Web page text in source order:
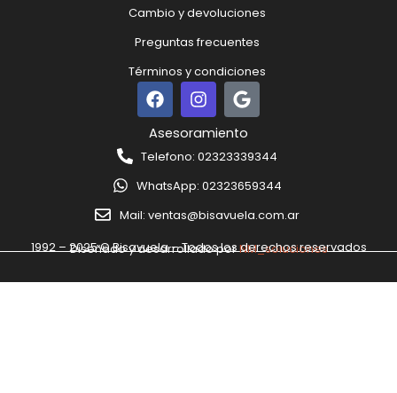
Cambio y devoluciones
Preguntas frecuentes
Términos y condiciones
F
a
c
e
b
o
o
k
I
n
s
t
a
g
r
a
G
o
o
g
l
e
Asesoramiento
Telefono: 02323339344
WhatsApp: 02323659344
Mail: ventas@bisavuela.com.ar
Diseñado y desarrollado porNM_soluciones
1992 – 2025 © Bisavuela – Todos los derechos reservados